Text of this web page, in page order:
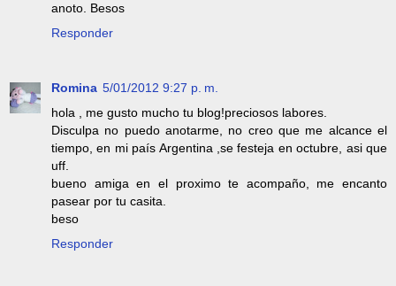
anoto. Besos
Responder
Romina 5/01/2012 9:27 p. m.
hola , me gusto mucho tu blog!preciosos labores.
Disculpa no puedo anotarme, no creo que me alcance el
tiempo, en mi país Argentina ,se festeja en octubre, asi que
uff.
bueno amiga en el proximo te acompaño, me encanto
pasear por tu casita.
beso
Responder